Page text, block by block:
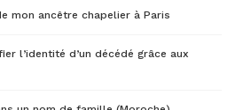
mon ancêtre chapelier à Paris
l’identité d’un décédé grâce aux